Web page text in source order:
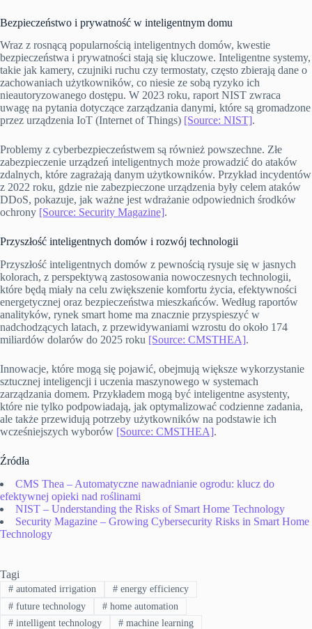
Bezpieczeństwo i prywatność w inteligentnym domu
Wraz z rosnącą popularnością inteligentnych domów, kwestie
bezpieczeństwa i prywatności stają się kluczowe. Inteligentne systemy,
takie jak kamery, czujniki ruchu czy termostaty, często zbierają dane o
zachowaniach użytkowników, co niesie ze sobą ryzyko ich
nieautoryzowanego dostępu. W 2023 roku, raport NIST zwraca
uwagę na pytania dotyczące zarządzania danymi, które są gromadzone
przez urządzenia IoT (Internet of Things) [Source: NIST].
Problemy z cyberbezpieczeństwem są również powszechne. Złe
zabezpieczenie urządzeń inteligentnych może prowadzić do ataków
zdalnych, które zagrażają danym użytkowników. Przykład incydentów
z 2022 roku, gdzie nie zabezpieczone urządzenia były celem ataków
DDoS, pokazuje, jak ważne jest wdrażanie odpowiednich środków
ochrony [Source: Security Magazine].
Przyszłość inteligentnych domów i rozwój technologii
Przyszłość inteligentnych domów z pewnością rysuje się w jasnych
kolorach, z perspektywą zastosowania nowoczesnych technologii,
które będą miały na celu zwiększenie komfortu życia, efektywności
energetycznej oraz bezpieczeństwa mieszkańców. Według raportów
analityków, rynek smart home ma znacznie przyspieszyć w
nadchodzących latach, z przewidywaniami wzrostu do około 174
miliardów dolarów do 2025 roku [Source: CMSTHEA].
Innowacje, które mogą się pojawić, obejmują większe wykorzystanie
sztucznej inteligencji i uczenia maszynowego w systemach
zarządzania domem. Przykładem mogą być inteligentne asystenty,
które nie tylko podpowiadają, jak optymalizować codzienne zadania,
ale także przewidują potrzeby użytkowników na podstawie ich
wcześniejszych wyborów [Source: CMSTHEA].
Źródła
CMS Thea – Automatyczne nawadnianie ogrodu: klucz do
efektywnej opieki nad roślinami
NIST – Understanding the Risks of Smart Home Technology
Security Magazine – Growing Cybersecurity Risks in Smart Home
Technology
Tagi
#automated irrigation #energy efficiency
#future technology #home automation
#intelligent technology #machine learning